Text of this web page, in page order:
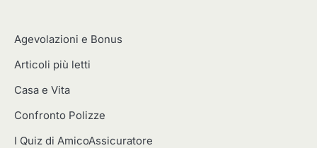
Agevolazioni e Bonus
Articoli più letti
Casa e Vita
Confronto Polizze
I Quiz di AmicoAssicuratore